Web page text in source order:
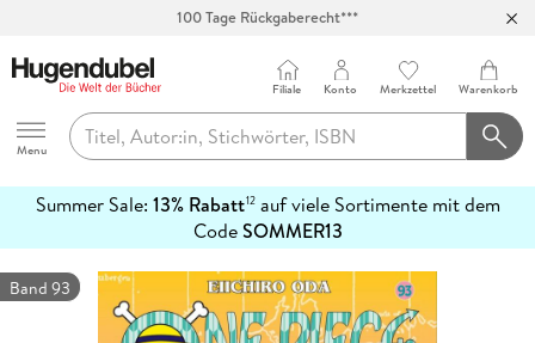
100 Tage Rückgaberecht***
Hugendubel
Menu
Filiale Konto Merkzettel Warenkorb
Summer Sale: 13% Rabatt12auf viele Sortimente mit dem
CodeSOMMER13
erfahren
Band 93